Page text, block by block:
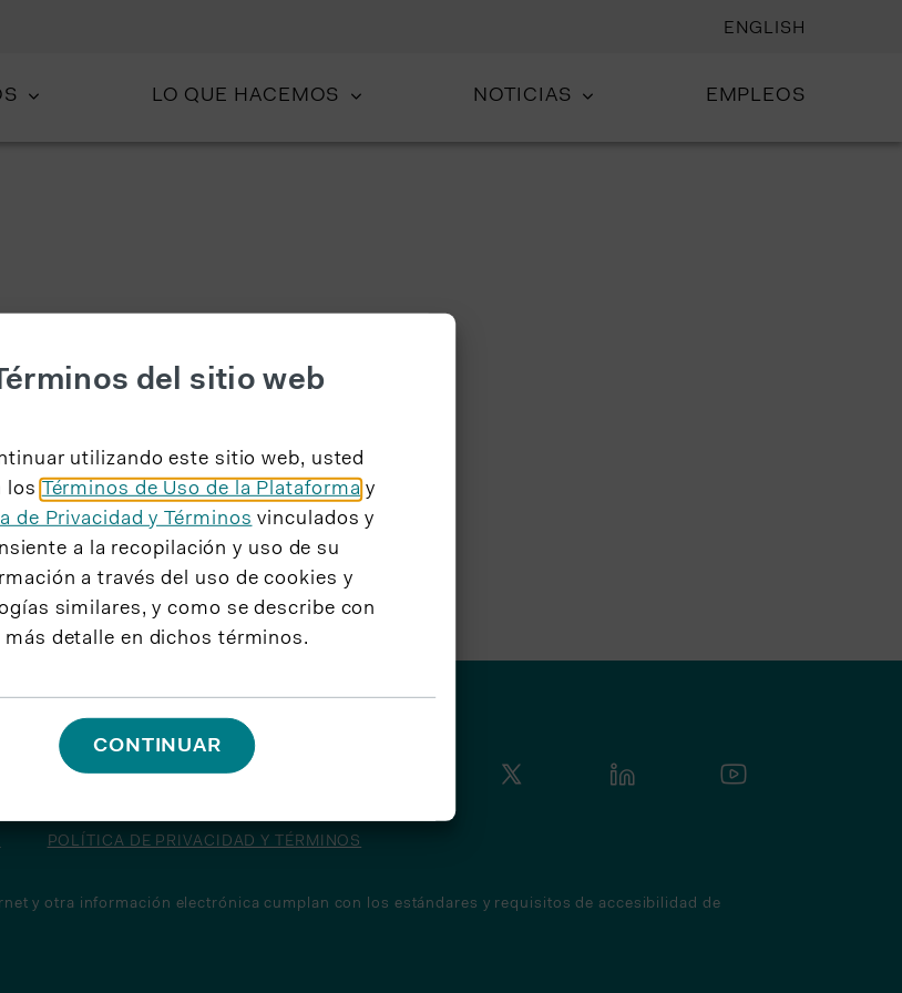
ENGLISH
LO QUE HACEMOS NOTICIAS EMPLEOS
POLÍTICA DE PRIVACIDAD Y TÉRMINOS
y otra información electrónica cumplan con los estándares y requisitos de accesibilidad de
del sitio web
utilizando este sitio web, usted
los
Términos de Uso de la Plataforma y
de Privacidad y Términos vinculados y
a la recopilación y uso de su
a través del uso de cookies y
similares, y como se describe con
más detalle en dichos términos.
CONTINUAR